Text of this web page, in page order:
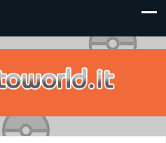
Pokémon e Nintendo